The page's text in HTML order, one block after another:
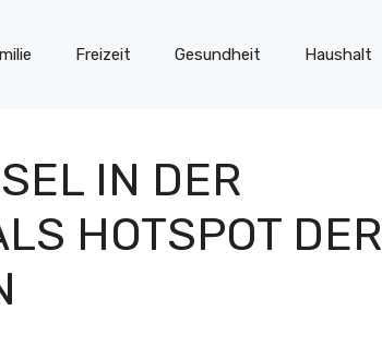
Freizeit Gesundheit Haushalt
IN DER
HOTSPOT DER